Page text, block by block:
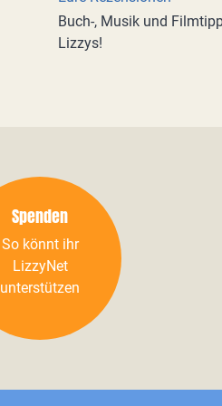
Buch-, Musik und
Lizzys!
Spenden
So könnt ihr
LizzyNet
unterstützen